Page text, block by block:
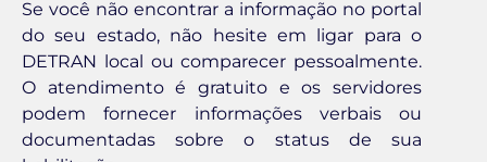
Se você não encontrar a informação no portal
do seu estado, não hesite em ligar para o
DETRAN local ou comparecer pessoalmente.
O atendimento é gratuito e os servidores
podem fornecer informações verbais ou
documentadas sobre o status de sua